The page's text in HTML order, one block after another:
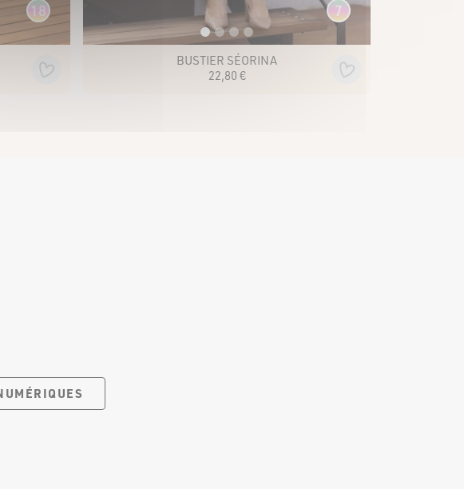
18
BUSTIER SÉORINA
22,80 €
7